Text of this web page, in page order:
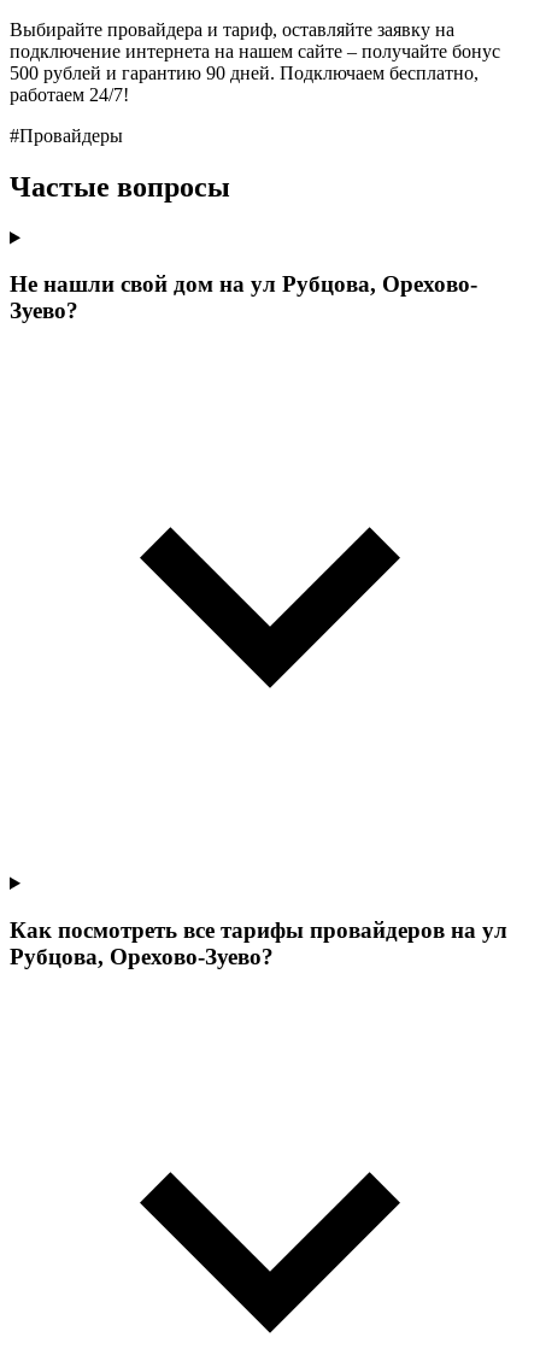
Выбирайте провайдера и тариф, оставляйте заявку на
подключение интернета на нашем сайте – получайте бонус
500 рублей и гарантию 90 дней. Подключаем бесплатно,
работаем 24/7!
#Провайдеры
Частые вопросы
Не нашли свой дом на ул Рубцова, Орехово-
Зуево?
Как посмотреть все тарифы провайдеров на ул
Рубцова, Орехово-Зуево?